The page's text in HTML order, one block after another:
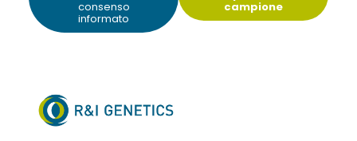
consenso
informato
campione